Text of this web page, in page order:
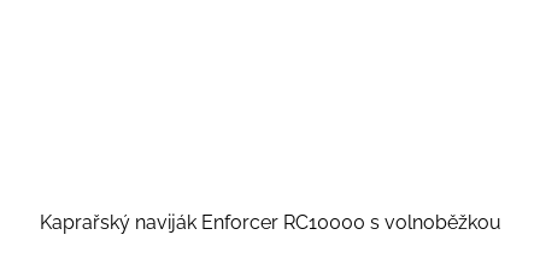
Kaprařský naviják Enforcer RC10000 s volnoběžkou